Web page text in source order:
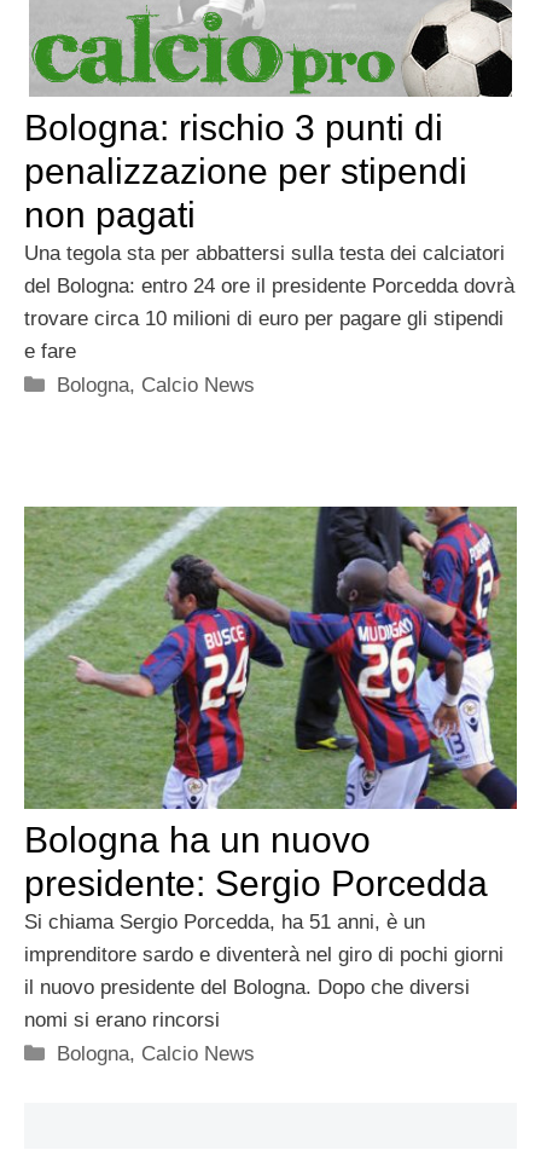
Bologna: rischio 3 punti di
penalizzazione per stipendi
non pagati
Una tegola sta per abbattersi sulla testa dei calciatori
del Bologna: entro 24 ore il presidente Porcedda dovrà
trovare circa 10 milioni di euro per pagare gli stipendi
e fare
Categorie
Bologna, Calcio News
Bologna ha un nuovo
presidente: Sergio Porcedda
Si chiama Sergio Porcedda, ha 51 anni, è un
imprenditore sardo e diventerà nel giro di pochi giorni
il nuovo presidente del Bologna. Dopo che diversi
nomi si erano rincorsi
Categorie
Bologna, Calcio News